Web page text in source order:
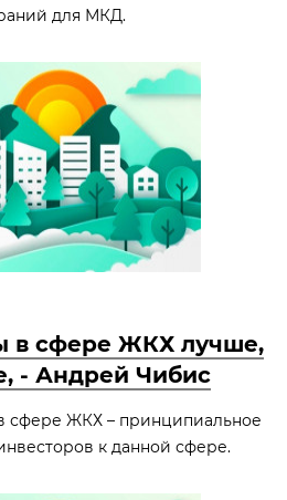
для МКД.
в сфере ЖКХ лучше,
- Андрей Чибис
сфере ЖКХ – принципиальное
к данной сфере.